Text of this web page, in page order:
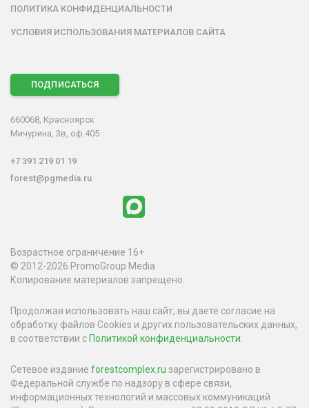
ПОЛИТИКА КОНФИДЕНЦИАЛЬНОСТИ
УСЛОВИЯ ИСПОЛЬЗОВАНИЯ МАТЕРИАЛОВ САЙТА
ПОДПИСАТЬСЯ
660068, Красноярск
Мичурина, 3в, оф.405
+7 391 219 01 19
forest@pgmedia.ru
Возрастное ограничение 16+
© 2012-2026 PromoGroup Media
Копирование материалов запрещено.
Продолжая использовать наш сайт, вы даете согласие на
обработку файлов Cookies и других пользовательских данных,
в соответствии с Политикой конфиденциальности
Сетевое издание forestcomplex.ru зарегистрировано в
Федеральной службе по надзору в сфере связи,
информационных технологий и массовых коммуникаций